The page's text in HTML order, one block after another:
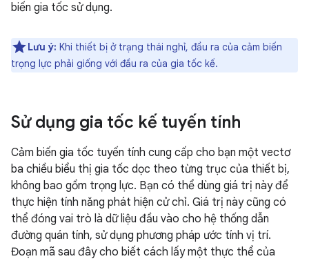
biến gia tốc sử dụng.
Lưu ý: Khi thiết bị ở trạng thái nghỉ, đầu ra của cảm biến
trọng lực phải giống với đầu ra của gia tốc kế.
Sử dụng gia tốc kế tuyến tính
Cảm biến gia tốc tuyến tính cung cấp cho bạn một vectơ
ba chiều biểu thị gia tốc dọc theo từng trục của thiết bị,
không bao gồm trọng lực. Bạn có thể dùng giá trị này để
thực hiện tính năng phát hiện cử chỉ. Giá trị này cũng có
thể đóng vai trò là dữ liệu đầu vào cho hệ thống dẫn
đường quán tính, sử dụng phương pháp ước tính vị trí.
Đoạn mã sau đây cho biết cách lấy một thực thể của